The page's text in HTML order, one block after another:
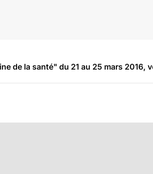
de la santé" du 21 au 25 mars 2016,